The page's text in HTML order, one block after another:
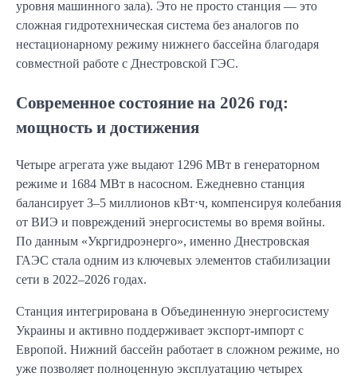
уровня машинного зала). Это не просто станция — это
сложная гидротехническая система без аналогов по
нестационарному режиму нижнего бассейна благодаря
совместной работе с Днестровской ГЭС.
Современное состояние на 2026 год:
мощность и достижения
Четыре агрегата уже выдают 1296 МВт в генераторном
режиме и 1684 МВт в насосном. Ежедневно станция
балансирует 3–5 миллионов кВт⋅ч, компенсируя колебания
от ВИЭ и повреждений энергосистемы во время войны.
По данным «Укргидроэнерго», именно Днестровская
ГАЭС стала одним из ключевых элементов стабилизации
сети в 2022–2026 годах.
Станция интегрирована в Объединенную энергосистему
Украины и активно поддерживает экспорт-импорт с
Европой. Нижний бассейн работает в сложном режиме, но
уже позволяет полноценную эксплуатацию четырех